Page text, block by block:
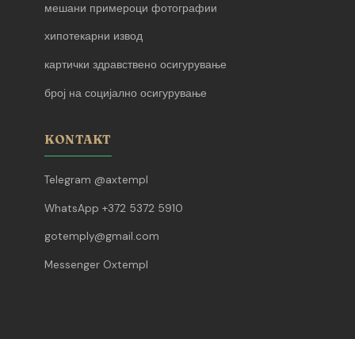
мешани примероци фотографии
хипотекарни извод
картички здравствено осигурување
број на социјално осигурување
KONTAKT
Telegram @axtempl
WhatsApp +372 5372 5910
gotemply@gmail.com
Messenger Oxtempl